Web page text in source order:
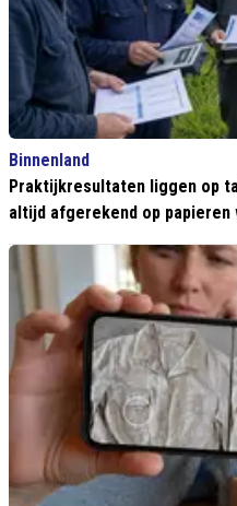
Binnenland
Praktijkresultaten liggen op
altijd afgerekend op papieren